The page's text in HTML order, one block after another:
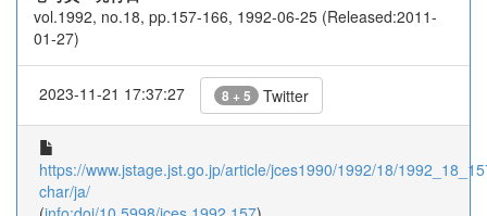
vol.1992, no.18, pp.157-166, 1992-06-25 (Released:2011-
01-27)
2023-11-21 17:37:27 8 + 5 Twitter
https://www.jstage.jst.go.jp/article/jces1990/1992/18/
char/ja/